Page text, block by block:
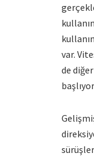
var.
de